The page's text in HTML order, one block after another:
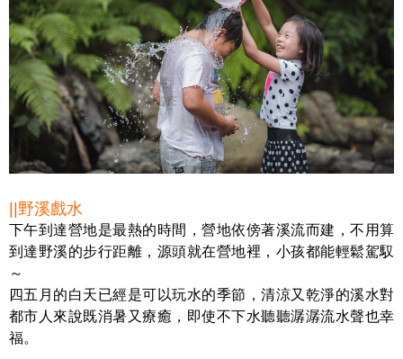
||野溪戲水
下午到達營地是最熱的時間，營地依傍著溪流而建，不用算
到達野溪的步行距離，源頭就在營地裡，小孩都能輕鬆駕馭
～
四五月的白天已經是可以玩水的季節，清涼又乾淨的溪水對
都市人來說既消暑又療癒，即使不下水聽聽潺潺流水聲也幸
福。